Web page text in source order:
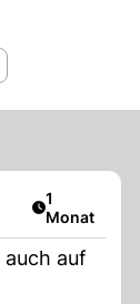
Artikel
1
Monat